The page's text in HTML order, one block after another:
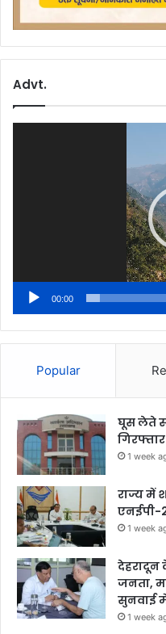
Advt.
00:00
Popular
घूस लेते
गिरफ्तार
1 week
राज्य में
एनईपी-
1 week
देहरादून
जनता,
सुनवाई में
1 week